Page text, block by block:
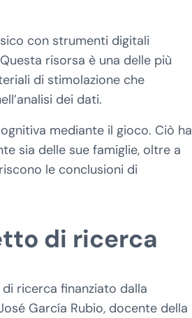
con strumenti digitali
risorsa è una delle più
di stimolazione che
dei dati.
mediante il gioco. Ciò ha
sia delle sue famiglie, oltre a
le conclusioni di
di ricerca
ricerca finanziato dalla
García Rubio, docente della